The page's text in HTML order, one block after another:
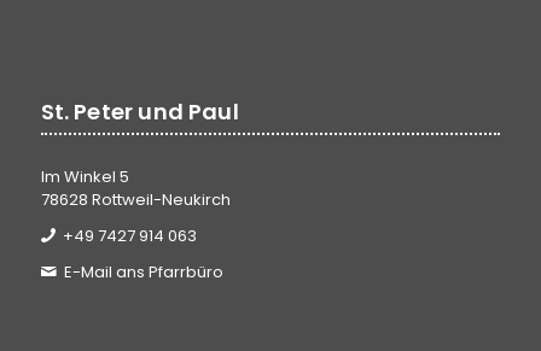
St. Peter und Paul
Im Winkel 5
78628 Rottweil-Neukirch
+49 7427 914 063
E-Mail ans Pfarrbüro